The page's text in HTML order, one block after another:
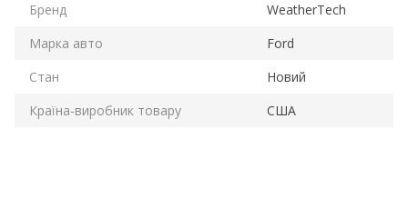
Бренд
WeatherTech
Марка авто
Ford
Стан
Новий
Країна-виробник товару
США